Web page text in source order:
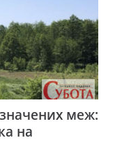
меж:
на